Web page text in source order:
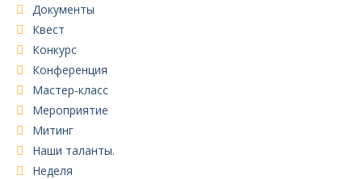
Документы
Квест
Конкурс
Конференция
Мастер-класс
Мероприятие
Митинг
Наши таланты.
Неделя